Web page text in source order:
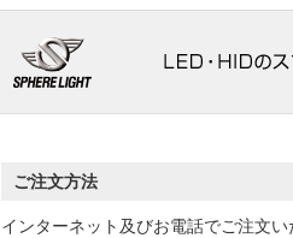
ご注文方法
インターネット及びお電話でご注文い